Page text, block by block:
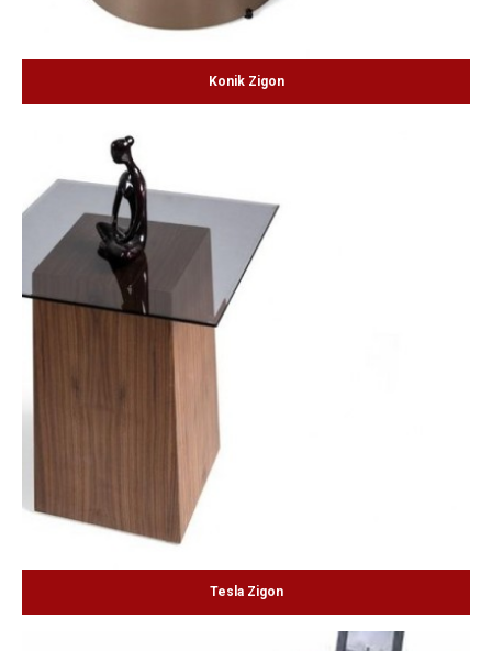
Konik Zigon
Tesla Zigon